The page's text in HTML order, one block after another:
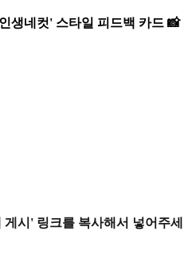
생네컷' 스타일 피드백 카드 📸
시' 링크를 복사해서 넣어주세